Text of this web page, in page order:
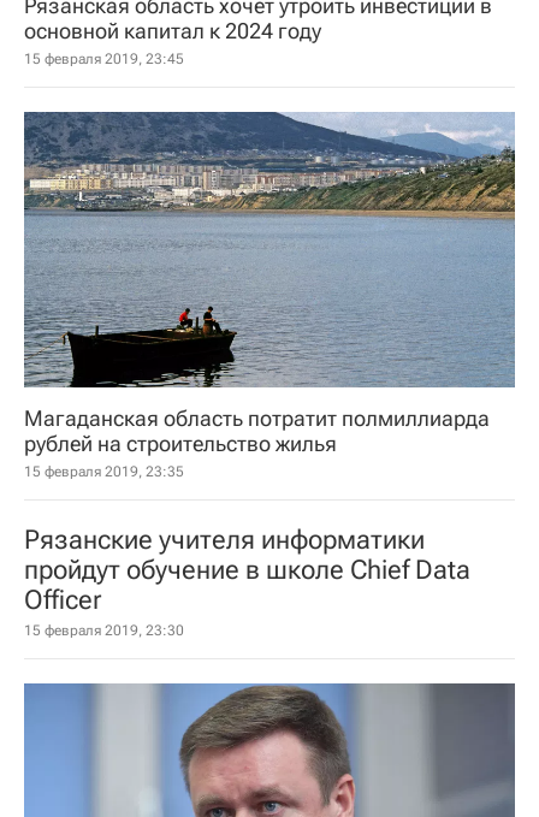
основной капитал к 2024 году
15 февраля 2019, 23:45
Магаданская область потратит полмиллиарда
рублей на строительство жилья
15 февраля 2019, 23:35
Рязанские учителя информатики
пройдут обучение в школе Chief Data
Officer
15 февраля 2019, 23:30